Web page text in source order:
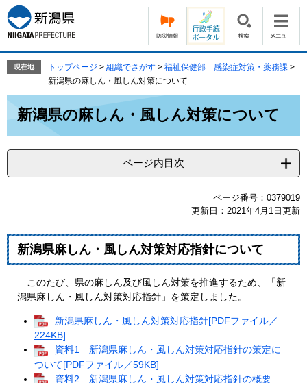
ー
ジ
の
で
す。
ニ
ュ
ー
ば
本
文
現在地 トップページ > 組織でさがす > 福祉保健部 感染症対策・薬務課 >
新潟県の麻しん・風しん対策について
新潟県の麻しん・風しん対策について
ページ内目次
ページ番号：0379019
更新日：2021年4月1日更新
新潟県麻しん・風しん対策対応指針について
このたび、県の麻しん及び風しん対策を推進するため、「新
潟県麻しん・風しん対策対応指針」を策定しました。
新潟県麻しん・風しん対策対応指針[PDFファイル／
224KB]
資料1 新潟県麻しん・風しん対策対応指針の策定に
ついて[PDFファイル／59KB]
資料2 新潟県麻しん・風しん対策対応指針の概要